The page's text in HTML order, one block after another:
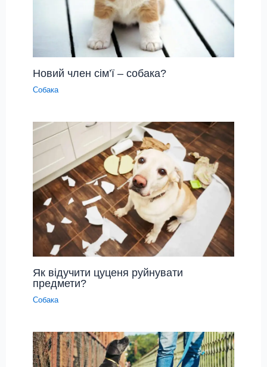
Новий член сім’ї – собака?
Собака
Як відучити цуценя руйнувати
предмети?
Собака